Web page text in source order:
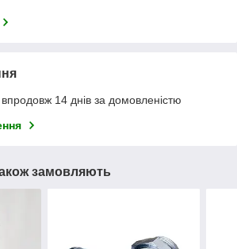
14 днів за домовленістю
замовляють